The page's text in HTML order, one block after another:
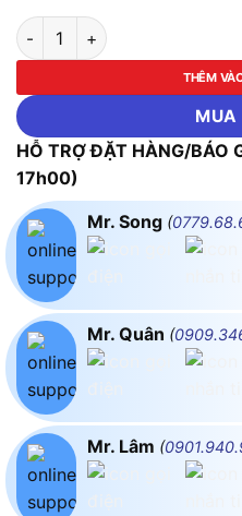
Thước lá đo khe hở ASAKI-
THÊM
MUA
HỖ TRỢ ĐẶT HÀNG/
17h00)
Mr. Song (
Mr. Quân (
Mr. Lâm (